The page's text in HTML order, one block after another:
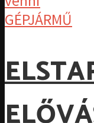
GÉPJÁRMŰ